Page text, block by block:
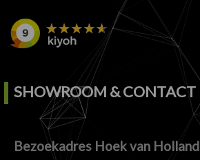
SHOWROOM & CONTACT
Bezoekadres Hoek van Holland